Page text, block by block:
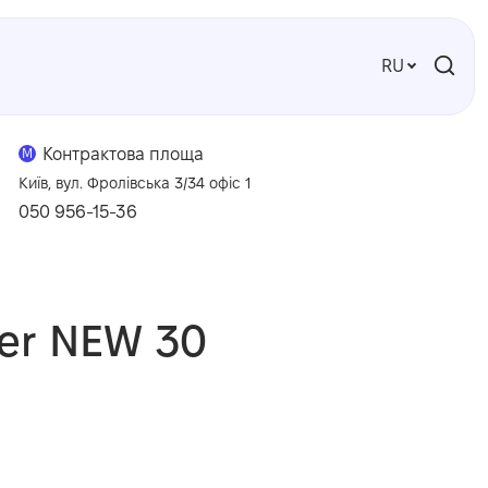
RU
M Контрактова площа
Київ, вул. Фролівська 3/34 офіс 1
050 956-15-36
NEW 30